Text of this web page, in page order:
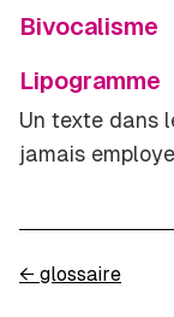
Bivocalisme
Lipogramme
Un texte dans
jamais
← glossaire